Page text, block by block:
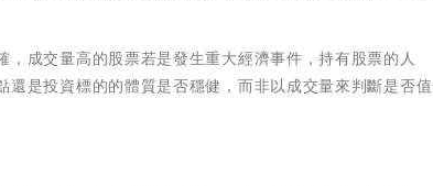
成交量高的股票若是發生重大經濟事件，持有股票的人
是投資標的的體質是否穩健，而非以成交量來判斷是否值